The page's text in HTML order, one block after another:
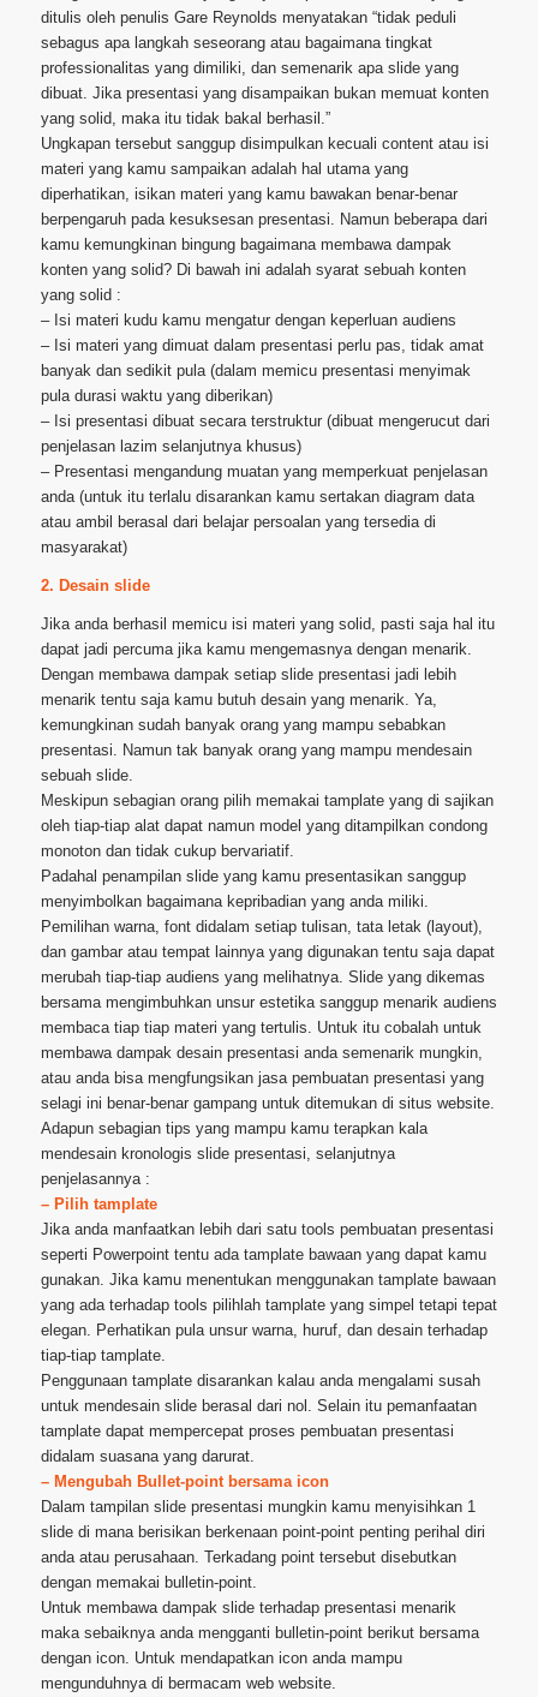
ditulis oleh penulis Gare Reynolds menyatakan “tidak peduli
sebagus apa langkah seseorang atau bagaimana tingkat
professionalitas yang dimiliki, dan semenarik apa slide yang
dibuat. Jika presentasi yang disampaikan bukan memuat konten
yang solid, maka itu tidak bakal berhasil.”
Ungkapan tersebut sanggup disimpulkan kecuali content atau isi
materi yang kamu sampaikan adalah hal utama yang
diperhatikan, isikan materi yang kamu bawakan benar-benar
berpengaruh pada kesuksesan presentasi. Namun beberapa dari
kamu kemungkinan bingung bagaimana membawa dampak
konten yang solid? Di bawah ini adalah syarat sebuah konten
yang solid :
– Isi materi kudu kamu mengatur dengan keperluan audiens
– Isi materi yang dimuat dalam presentasi perlu pas, tidak amat
banyak dan sedikit pula (dalam memicu presentasi menyimak
pula durasi waktu yang diberikan)
– Isi presentasi dibuat secara terstruktur (dibuat mengerucut dari
penjelasan lazim selanjutnya khusus)
– Presentasi mengandung muatan yang memperkuat penjelasan
anda (untuk itu terlalu disarankan kamu sertakan diagram data
atau ambil berasal dari belajar persoalan yang tersedia di
masyarakat)
2. Desain slide
Jika anda berhasil memicu isi materi yang solid, pasti saja hal itu
dapat jadi percuma jika kamu mengemasnya dengan menarik.
Dengan membawa dampak setiap slide presentasi jadi lebih
menarik tentu saja kamu butuh desain yang menarik. Ya,
kemungkinan sudah banyak orang yang mampu sebabkan
presentasi. Namun tak banyak orang yang mampu mendesain
sebuah slide.
Meskipun sebagian orang pilih memakai tamplate yang di sajikan
oleh tiap-tiap alat dapat namun model yang ditampilkan condong
monoton dan tidak cukup bervariatif.
Padahal penampilan slide yang kamu presentasikan sanggup
menyimbolkan bagaimana kepribadian yang anda miliki.
Pemilihan warna, font didalam setiap tulisan, tata letak (layout),
dan gambar atau tempat lainnya yang digunakan tentu saja dapat
merubah tiap-tiap audiens yang melihatnya. Slide yang dikemas
bersama mengimbuhkan unsur estetika sanggup menarik audiens
membaca tiap tiap materi yang tertulis. Untuk itu cobalah untuk
membawa dampak desain presentasi anda semenarik mungkin,
atau anda bisa mengfungsikan jasa pembuatan presentasi yang
selagi ini benar-benar gampang untuk ditemukan di situs website.
Adapun sebagian tips yang mampu kamu terapkan kala
mendesain kronologis slide presentasi, selanjutnya
penjelasannya :
– Pilih tamplate
Jika anda manfaatkan lebih dari satu tools pembuatan presentasi
seperti Powerpoint tentu ada tamplate bawaan yang dapat kamu
gunakan. Jika kamu menentukan menggunakan tamplate bawaan
yang ada terhadap tools pilihlah tamplate yang simpel tetapi tepat
elegan. Perhatikan pula unsur warna, huruf, dan desain terhadap
tiap-tiap tamplate.
Penggunaan tamplate disarankan kalau anda mengalami susah
untuk mendesain slide berasal dari nol. Selain itu pemanfaatan
tamplate dapat mempercepat proses pembuatan presentasi
didalam suasana yang darurat.
– Mengubah Bullet-point bersama icon
Dalam tampilan slide presentasi mungkin kamu menyisihkan 1
slide di mana berisikan berkenaan point-point penting perihal diri
anda atau perusahaan. Terkadang point tersebut disebutkan
dengan memakai bulletin-point.
Untuk membawa dampak slide terhadap presentasi menarik
maka sebaiknya anda mengganti bulletin-point berikut bersama
dengan icon. Untuk mendapatkan icon anda mampu
mengunduhnya di bermacam web website.